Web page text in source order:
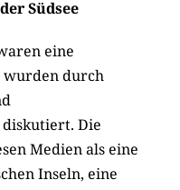
Südsee
eine
wurden durch
Die
Medien als eine
Inseln, eine